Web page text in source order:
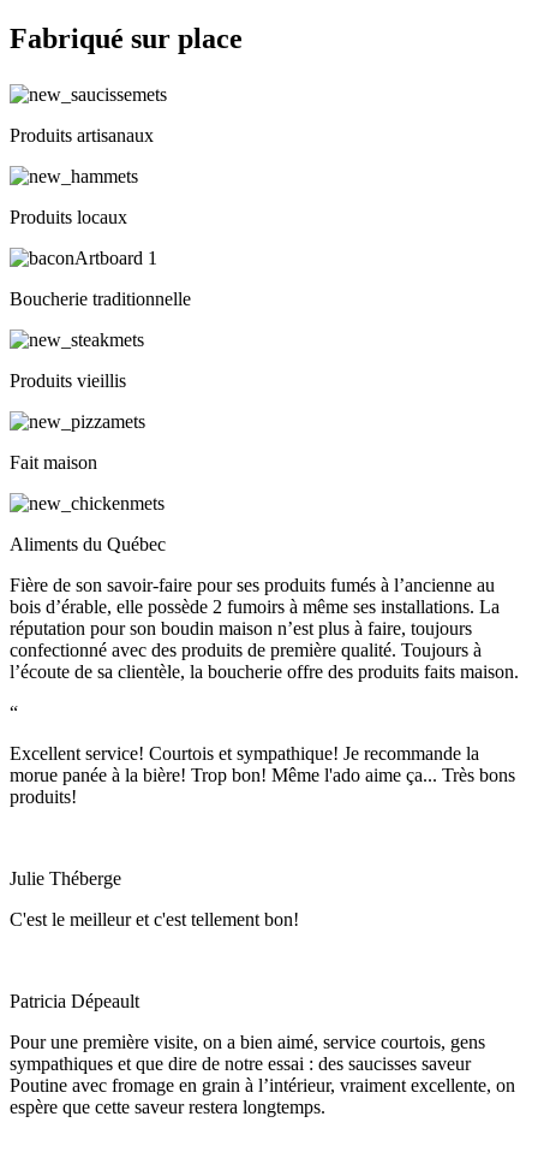
Fabriqué sur place
Produits artisanaux
Produits locaux
Boucherie traditionnelle
Produits vieillis
Fait maison
Aliments du Québec
Fière de son savoir-faire pour ses produits fumés à l’ancienne au
bois d’érable, elle possède 2 fumoirs à même ses installations. La
réputation pour son boudin maison n’est plus à faire, toujours
confectionné avec des produits de première qualité. Toujours à
l’écoute de sa clientèle, la boucherie offre des produits faits maison.
“
Excellent service! Courtois et sympathique! Je recommande la
morue panée à la bière! Trop bon! Même l'ado aime ça... Très bons
produits!
Julie Théberge
C'est le meilleur et c'est tellement bon!
Patricia Dépeault
Pour une première visite, on a bien aimé, service courtois, gens
sympathiques et que dire de notre essai : des saucisses saveur
Poutine avec fromage en grain à l’intérieur, vraiment excellente, on
espère que cette saveur restera longtemps.